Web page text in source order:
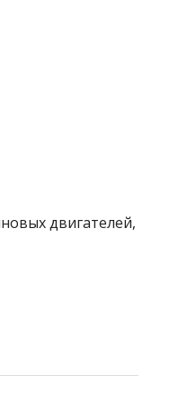
двигателей,